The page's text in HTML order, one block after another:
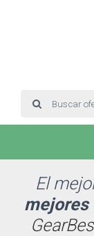
El
mejores